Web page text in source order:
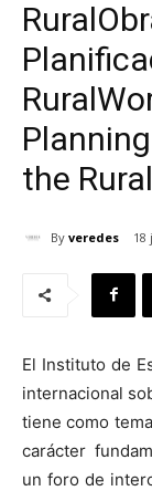
Rural
Rural
the Rural
By veredes 18
El Instituto de
internacional
tiene como
carácter
un foro de